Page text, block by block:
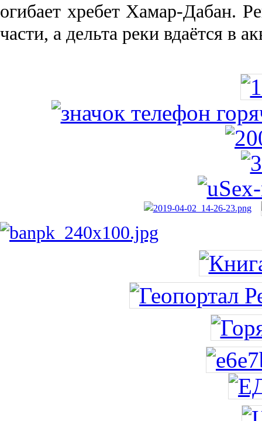
огибает хребет Хамар-Дабан.
части, а дельта реки вда­ётся в